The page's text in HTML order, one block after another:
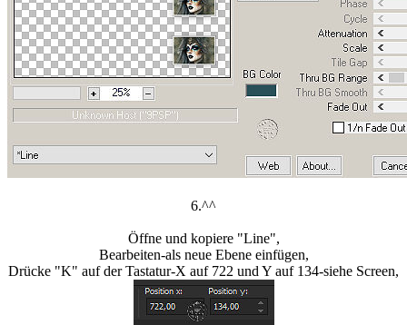
6.^^
Öffne und kopiere "Line",
Bearbeiten-als neue Ebene einfügen,
Drücke "K" auf der Tastatur-X auf 722 und Y auf 134-siehe Screen,